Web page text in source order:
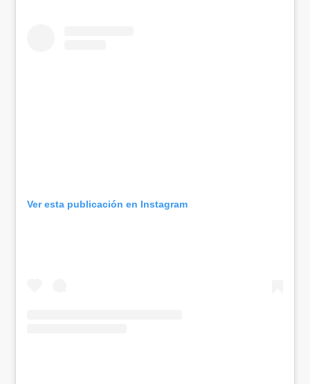
Ver esta publicación en Instagram